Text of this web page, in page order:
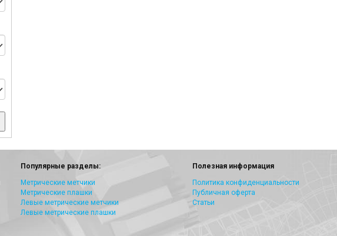
Популярные разделы:
Метрические метчики
Метрические плашки
Левые метрические метчики
Левые метрические плашки
Полезная информация
Политика конфиденциальности
Публичная оферта
Статьи